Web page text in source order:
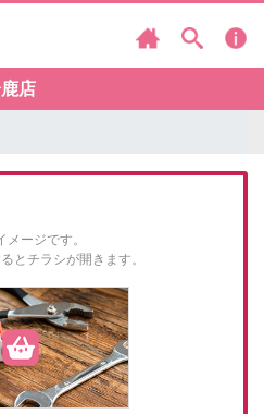
店
メージです。
とチラシが開きます。